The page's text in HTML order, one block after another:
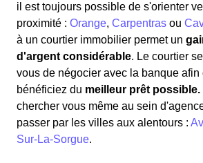
il est toujours possible de s'orienter
proximité : Orange, Carpentras ou
à un courtier immobilier permet un
d'argent considérable. Le courtier
vous de négocier avec la banque afin
bénéficiez du meilleur prêt possible.
chercher vous même au sein
passer par les villes aux alentours :
Sur-La-Sorgue.